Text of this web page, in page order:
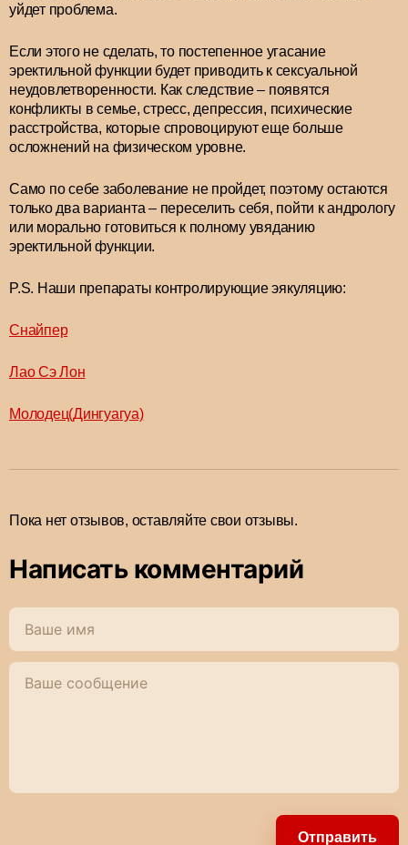
уйдет проблема.
Если этого не сделать, то постепенное угасание
эректильной функции будет приводить к сексуальной
неудовлетворенности. Как следствие – появятся
конфликты в семье, стресс, депрессия, психические
расстройства, которые спровоцируют еще больше
осложнений на физическом уровне.
Само по себе заболевание не пройдет, поэтому остаются
только два варианта – переселить себя, пойти к андрологу
или морально готовиться к полному увяданию
эректильной функции.
P.S. Наши препараты контролирующие эякуляцию:
Снайпер
Лао Сэ Лон
Молодец(Дингуагуа)
Пока нет отзывов, оставляйте свои отзывы.
Написать комментарий
Отправить